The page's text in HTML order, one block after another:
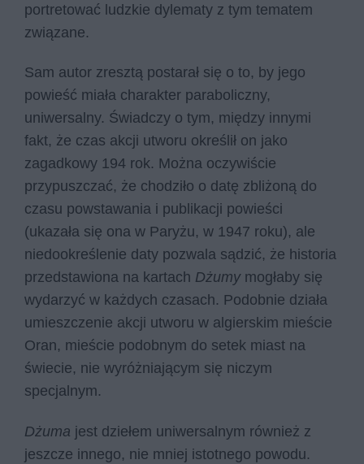
portretować ludzkie dylematy z tym tematem
związane.
Sam autor zresztą postarał się o to, by jego
powieść miała charakter paraboliczny,
uniwersalny. Świadczy o tym, między innymi
fakt, że czas akcji utworu określił on jako
zagadkowy 194 rok. Można oczywiście
przypuszczać, że chodziło o datę zbliżoną do
czasu powstawania i publikacji powieści
(ukazała się ona w Paryżu, w 1947 roku), ale
niedookreślenie daty pozwala sądzić, że historia
przedstawiona na kartach Dżumy mogłaby się
wydarzyć w każdych czasach. Podobnie działa
umieszczenie akcji utworu w algierskim mieście
Oran, mieście podobnym do setek miast na
świecie, nie wyróżniającym się niczym
specjalnym.
Dżuma jest dziełem uniwersalnym również z
jeszcze innego, nie mniej istotnego powodu.